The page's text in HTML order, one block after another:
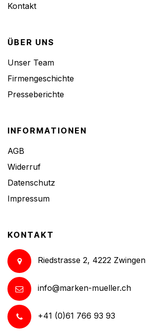
Kontakt
ÜBER UNS
Unser Team
Firmengeschichte
Presseberichte
INFORMATIONEN
AGB
Widerruf
Datenschutz
Impressum
KONTAKT
Riedstrasse 2, 4222 Zwingen
info@marken-mueller.ch
+41 (0)61 766 93 93